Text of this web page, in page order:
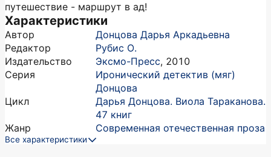
путешествие - маршрут в ад!
Характеристики
Автор
Донцова Дарья Аркадьевна
Редактор
Рубис О.
Издательство
Эксмо-Пресс, 2010
Серия
Иронический детектив (мяг)
Донцова
Цикл
Дарья Донцова. Виола Тараканова.
47 книг
Жанр
Современная отечественная проза
Все характеристики